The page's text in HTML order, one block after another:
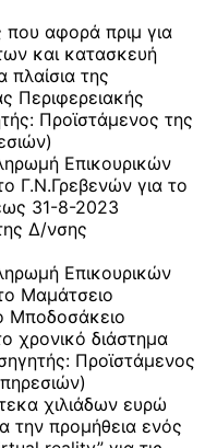
που αφορά πριμ για
και κατασκευή
της
Περιφερειακής
Προϊστάμενος της
Επικουρικών
Γ.Ν.Γρεβενών για το
31-8-2023
Δ/νσης
Επικουρικών
Μαμάτσειο
Μποδοσάκειο
χρονικό διάστημα
Προϊστάμενος
χιλιάδων ευρώ
την προμήθεια ενός